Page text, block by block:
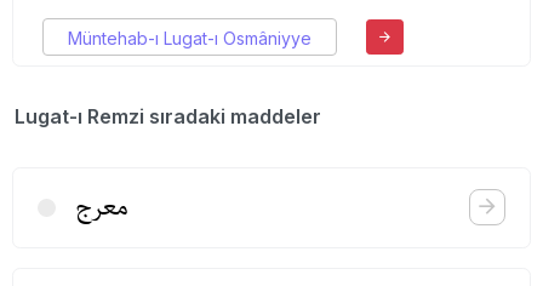
Müntehab-ı Lugat-ı Osmâniyye
Lugat-ı Remzi sıradaki maddeler
معرج